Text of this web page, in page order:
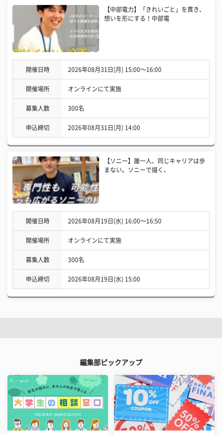
【中部電力】「きれいごと」を貫き、
想いを形にする！中部電
開催日時 2026年08月31日(月) 15:00〜16:00
開催場所 オンラインにて実施
募集人数 300名
申込締切 2026年08月31日(月) 14:00
【ソニー】誰一人、同じキャリアは歩
まない。ソニーで描く、
開催日時 2026年08月19日(水) 16:00〜16:50
開催場所 オンラインにて実施
募集人数 300名
申込締切 2026年08月19日(水) 15:00
編集部ピックアップ